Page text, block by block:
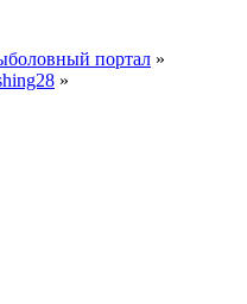
портал »
»